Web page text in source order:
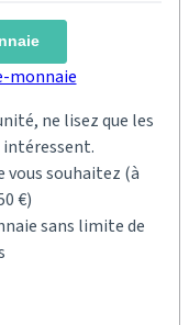
monnaie
ne lisez que les
intéressent.
souhaitez (à
€)
sans limite de